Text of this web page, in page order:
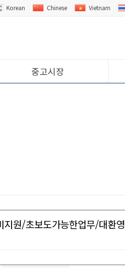
Korean Chinese Vietnam
중고시장
원/초보도가능한업무/대환영